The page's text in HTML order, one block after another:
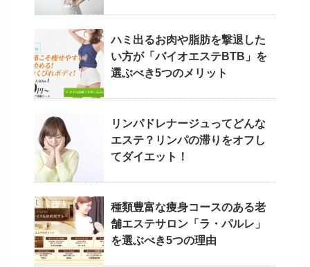
ハミ出るお肉や脂肪を撃退した
い方が「バイオエステBTB」を
選ぶべき5つのメリット
リンパドレナージュってどんな
エステ？リンパの滞りをオフし
てダイエット！
種類豊富な痩身コースのある老
舗エステサロン「ラ・パルレ」
を選ぶべき5つの理由